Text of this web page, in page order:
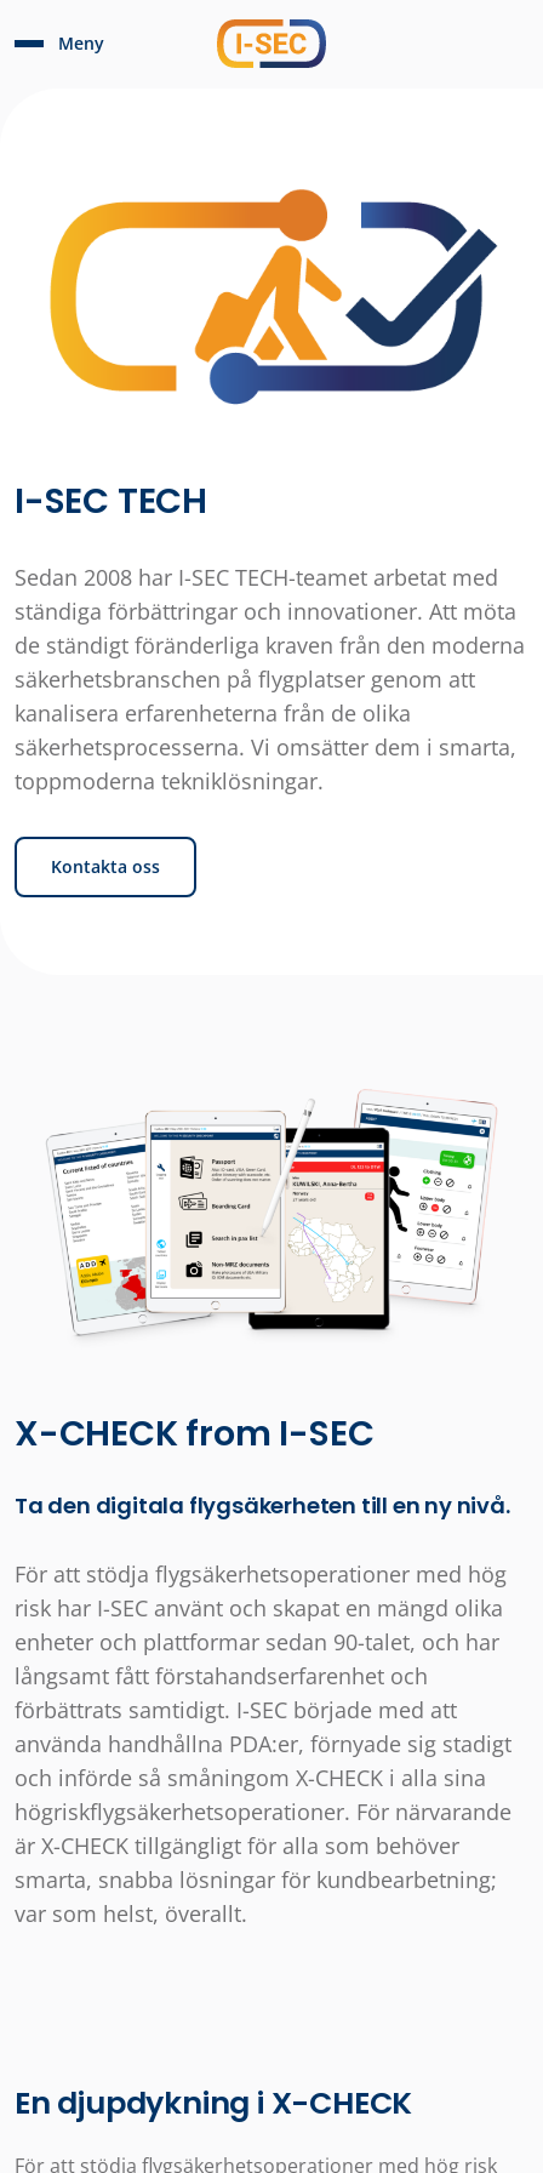
Meny
I-SEC TECH
Sedan 2008 har I-SEC TECH-teamet arbetat med
ständiga förbättringar och innovationer. Att möta
de ständigt föränderliga kraven från den moderna
säkerhetsbranschen på flygplatser genom att
kanalisera erfarenheterna från de olika
säkerhetsprocesserna. Vi omsätter dem i smarta,
toppmoderna tekniklösningar.
Kontakta oss
X-CHECK from I-SEC
Ta den digitala flygsäkerheten till en ny nivå.
För att stödja flygsäkerhetsoperationer med hög
risk har I-SEC använt och skapat en mängd olika
enheter och plattformar sedan 90-talet, och har
långsamt fått förstahandserfarenhet och
förbättrats samtidigt. I-SEC började med att
använda handhållna PDA:er, förnyade sig stadigt
och införde så småningom X-CHECK i alla sina
högriskflygsäkerhetsoperationer. För närvarande
är X-CHECK tillgängligt för alla som behöver
smarta, snabba lösningar för kundbearbetning;
var som helst, överallt.
En djupdykning i X-CHECK
För att stödja flygsäkerhetsoperationer med hög risk